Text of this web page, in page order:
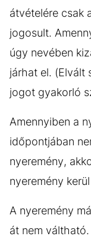
átvételére csak
jogosult.
úgy nevében
járhat el. (Elvált
jogot gyakorló
Amennyiben a
időpontjában
nyeremény,
nyeremény
A nyeremény
át nem váltható.